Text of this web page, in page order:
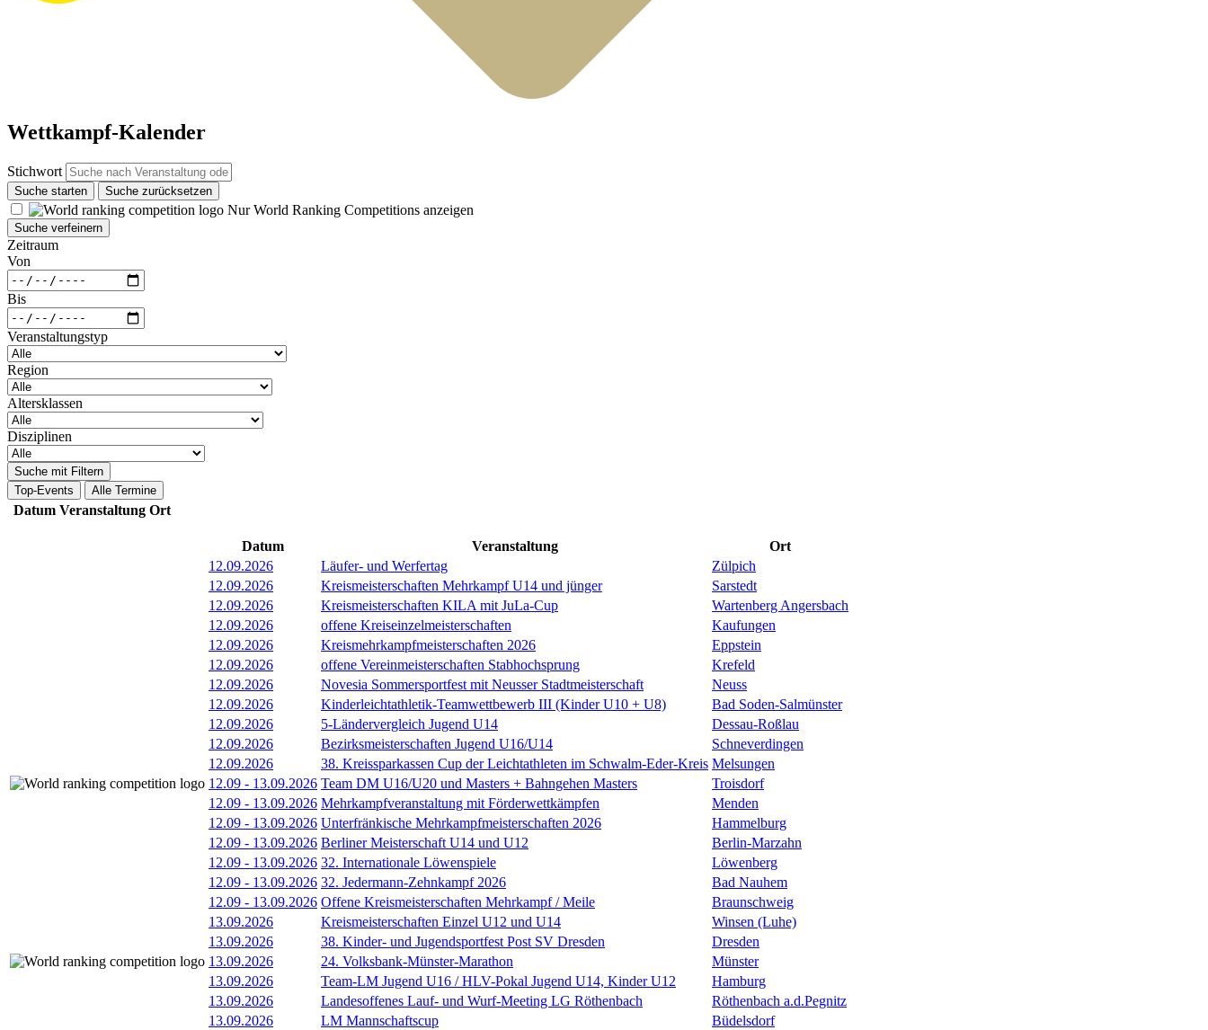
Wettkampf-Kalender
Stichwort
Suche starten Suche zurücksetzen
Nur World Ranking Competitions anzeigen
Suche verfeinern
Zeitraum
Von
Bis
Veranstaltungstyp
Region
Altersklassen
Disziplinen
Suche mit Filtern
Top-Events
Alle Termine
Datum Veranstaltung Ort
Datum Veranstaltung
Ort
12.09.2026
Läufer- und Werfertag
Zülpich
12.09.2026
Kreismeisterschaften Mehrkampf U14 und jünger
Sarstedt
12.09.2026
Kreismeisterschaften KILA mit JuLa-Cup
Wartenberg Angersbach
12.09.2026
offene Kreiseinzelmeisterschaften
Kaufungen
12.09.2026
Kreismehrkampfmeisterschaften 2026
Eppstein
12.09.2026
offene Vereinmeisterschaften Stabhochsprung
Krefeld
12.09.2026
Novesia Sommersportfest mit Neusser Stadtmeisterschaft
Neuss
12.09.2026
Kinderleichtathletik-Teamwettbewerb III (Kinder U10 + U8)
Bad Soden-Salmünster
12.09.2026
5-Ländervergleich Jugend U14
Dessau-Roßlau
12.09.2026
Bezirksmeisterschaften Jugend U16/U14
Schneverdingen
12.09.2026
38. Kreissparkassen Cup der Leichtathleten im Schwalm-Eder-Kreis Melsungen
12.09 - 13.09.2026 Team DM U16/U20 und Masters + Bahngehen Masters
Troisdorf
12.09 - 13.09.2026 Mehrkampfveranstaltung mit Förderwettkämpfen
Menden
12.09 - 13.09.2026 Unterfränkische Mehrkampfmeisterschaften 2026
Hammelburg
12.09 - 13.09.2026 Berliner Meisterschaft U14 und U12
Berlin-Marzahn
12.09 - 13.09.2026 32. Internationale Löwenspiele
Löwenberg
12.09 - 13.09.2026 32. Jedermann-Zehnkampf 2026
Bad Nauhem
12.09 - 13.09.2026 Offene Kreismeisterschaften Mehrkampf / Meile
Braunschweig
13.09.2026
Kreismeisterschaften Einzel U12 und U14
Winsen (Luhe)
13.09.2026
38. Kinder- und Jugendsportfest Post SV Dresden
Dresden
13.09.2026
24. Volksbank-Münster-Marathon
Münster
13.09.2026
Team-LM Jugend U16 / HLV-Pokal Jugend U14, Kinder U12
Hamburg
13.09.2026
Landesoffenes Lauf- und Wurf-Meeting LG Röthenbach
Röthenbach a.d.Pegnitz
13.09.2026
LM Mannschaftscup
Büdelsdorf